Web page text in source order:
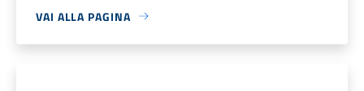
VAI ALLA PAGINA